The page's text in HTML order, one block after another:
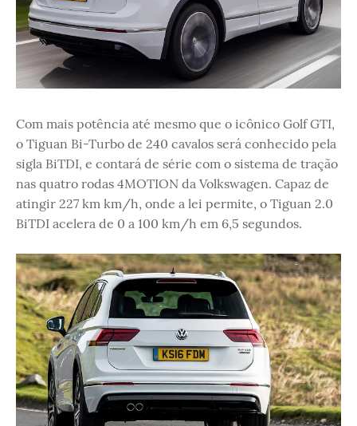
Com mais potência até mesmo que o icônico Golf GTI,
o Tiguan Bi-Turbo de 240 cavalos será conhecido pela
sigla BiTDI, e contará de série com o sistema de tração
nas quatro rodas 4MOTION da Volkswagen. Capaz de
atingir 227 km km/h, onde a lei permite, o Tiguan 2.0
BiTDI acelera de 0 a 100 km/h em 6,5 segundos.